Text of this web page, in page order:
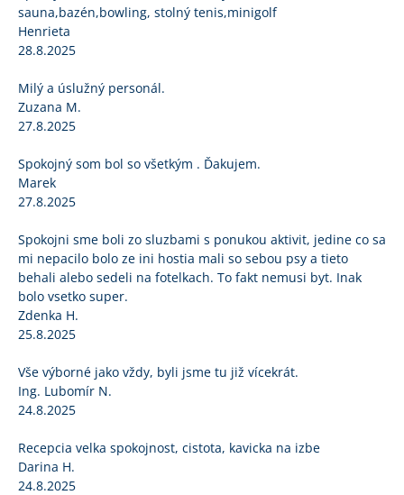
sauna,bazén,bowling, stolný tenis,minigolf
Henrieta
28.8.2025
Milý a úslužný personál.
Zuzana M.
27.8.2025
Spokojný som bol so všetkým . Ďakujem.
Marek
27.8.2025
Spokojni sme boli zo sluzbami s ponukou aktivit, jedine co sa
mi nepacilo bolo ze ini hostia mali so sebou psy a tieto
behali alebo sedeli na fotelkach. To fakt nemusi byt. Inak
bolo vsetko super.
Zdenka H.
25.8.2025
Vše výborné jako vždy, byli jsme tu již vícekrát.
Ing. Lubomír N.
24.8.2025
Recepcia velka spokojnost, cistota, kavicka na izbe
Darina H.
24.8.2025